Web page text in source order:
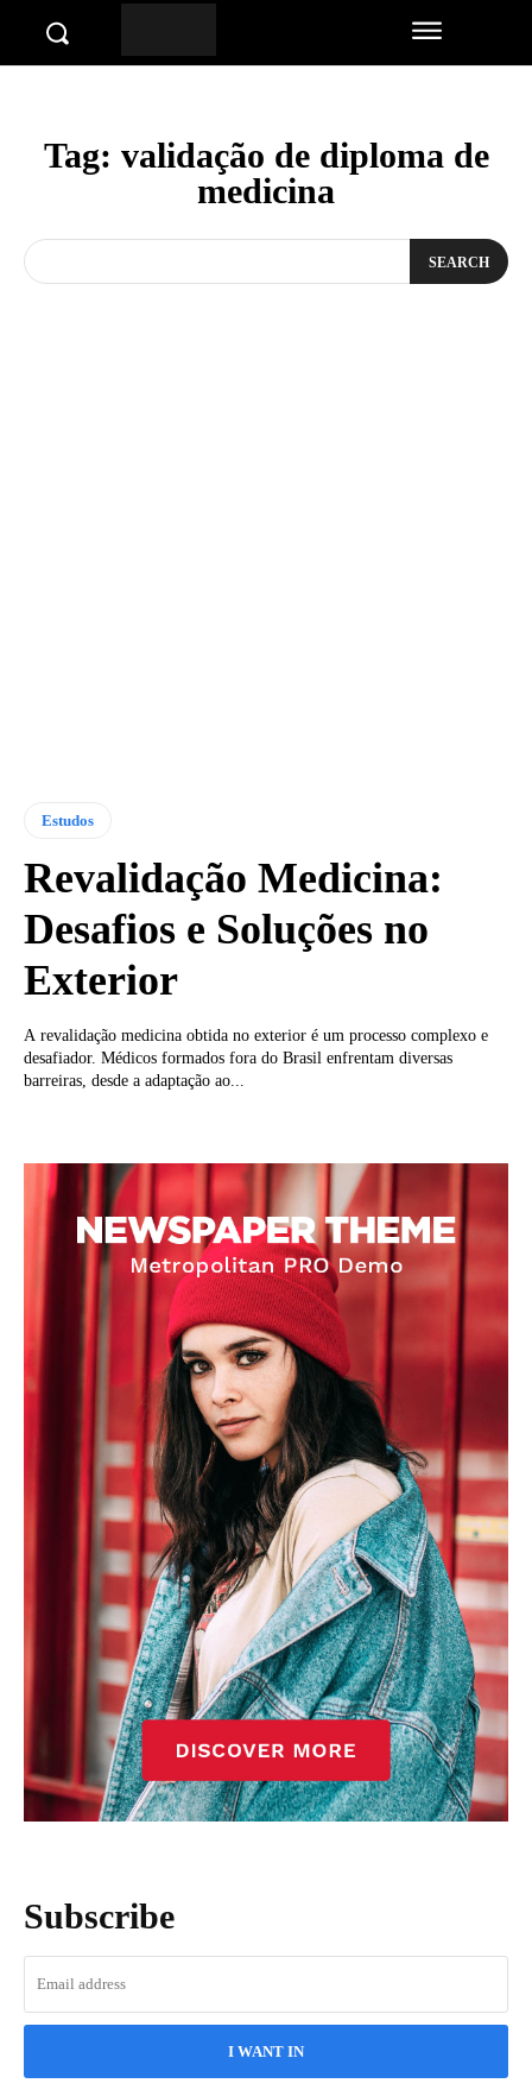
Tag: validação de diploma de
medicina
SEARCH
Estudos
Revalidação Medicina:
Desafios e Soluções no
Exterior
A revalidação medicina obtida no exterior é um processo complexo e
desafiador. Médicos formados fora do Brasil enfrentam diversas
barreiras, desde a adaptação ao...
Subscribe
I WANT IN